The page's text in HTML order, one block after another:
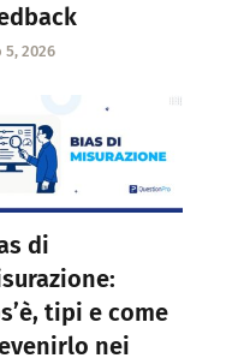
5, 2026
di
tipi e come
nei